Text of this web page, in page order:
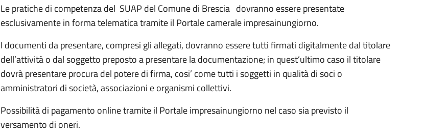
Le pratiche di competenza del SUAP del Comune di Brescia dovranno essere presentate
esclusivamente in forma telematica tramite il Portale camerale impresainungiorno.
​I documenti da presentare, compresi gli allegati, dovranno essere tutti firmati digitalmente dal titolare
dell’attività o dal soggetto preposto a presentare la documentazione; in quest’ultimo caso il titolare
dovrà presentare procura del potere di firma, cosi’ come tutti i soggetti in qualità di soci o
amministratori di società, associazioni e organismi collettivi.
Possibilità di pagamento online tramite il Portale impresainungiorno nel caso sia previsto il
versamento di oneri.